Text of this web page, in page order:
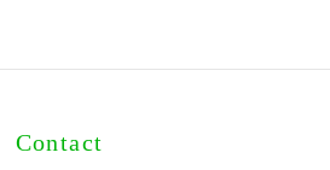
Contact